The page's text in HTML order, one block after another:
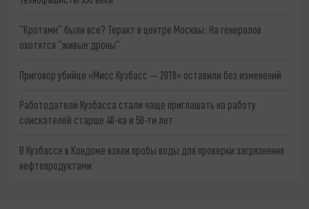
"Кротами" были все? Теракт в центре Москвы: На генералов
охотятся "живые дроны"
Приговор убийце «Мисс Кузбасс — 2010» оставили без изменений
Работодатели Кузбасса стали чаще приглашать на работу
соискателей старше 40-ка и 50-ти лет
В Кузбассе в Кондоме взяли пробы воды для проверки загрязнения
нефтепродуктами